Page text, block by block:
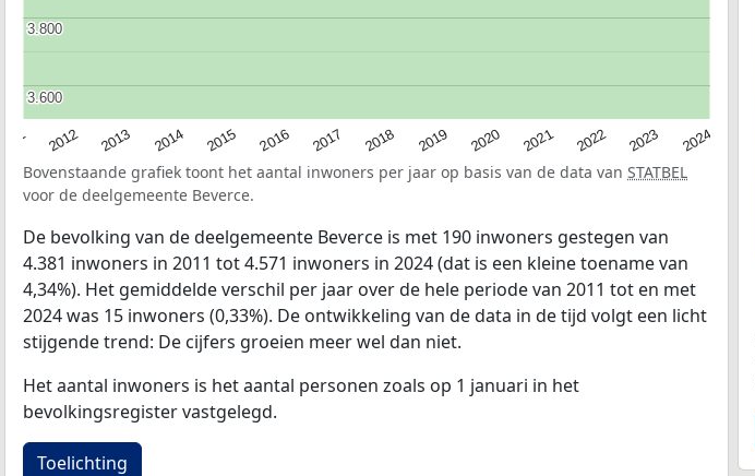
2012 2013 2014 2015 2016 2017 2018 2019 2020 2021 2022 2023 2024
3.600
3.600
3.800
3.800
Bovenstaande grafiek toont het aantal inwoners per jaar op basis van de data van STATBEL
voor de deelgemeente Beverce.
De bevolking van de deelgemeente Beverce is met 190 inwoners gestegen van
4.381 inwoners in 2011 tot 4.571 inwoners in 2024 (dat is een kleine toename van
4,34%). Het gemiddelde verschil per jaar over de hele periode van 2011 tot en met
2024 was 15 inwoners (0,33%). De ontwikkeling van de data in de tijd volgt een licht
stijgende trend: De cijfers groeien meer wel dan niet.
Het aantal inwoners is het aantal personen zoals op 1 januari in het
bevolkingsregister vastgelegd.
Toelichting